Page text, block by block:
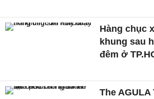
Hàng chục
khung sau
đêm ở
The